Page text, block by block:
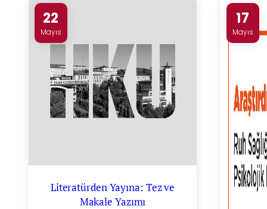
22
Mayıs
Literatürden Yayına: Tez ve
Makale Yazımı
17
Mayıs